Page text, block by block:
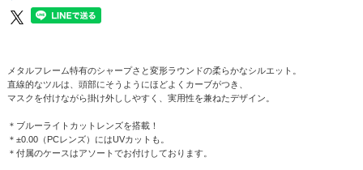
メタルフレーム特有のシャープさと変形ラウンドの柔らかなシルエット。
直線的なツルは、頭部にそうようにほどよくカーブがつき、
マスクを付けながら掛け外ししやすく、実用性を兼ねたデザイン。
＊ブルーライトカットレンズを搭載！
＊±0.00（PCレンズ）にはUVカットも。
＊付属のケースはアソートでお付けしております。